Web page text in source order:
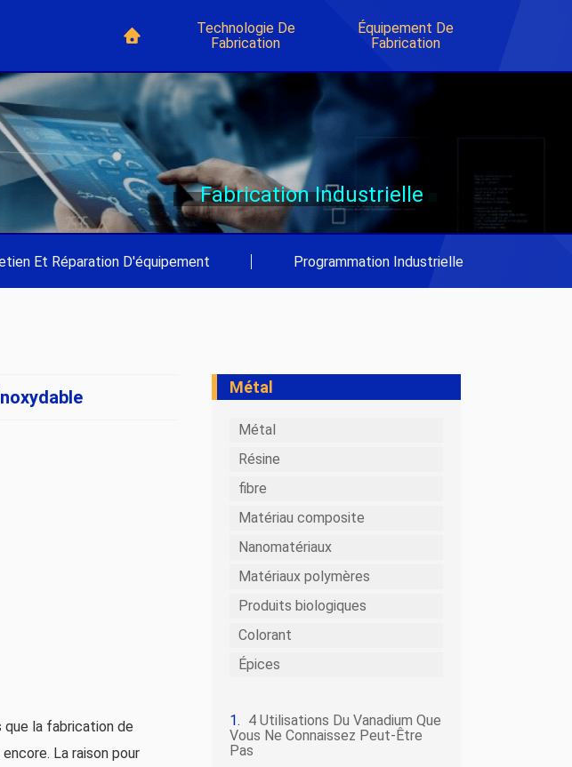
Technologie De
Fabrication
Équipement De
Fabrication
Fabrication Industrielle
Et Réparation D'équipement Programmation Industrielle
la fabrication de
La raison pour
Métal
Métal
Résine
fibre
Matériau composite
Nanomatériaux
Matériaux polymères
Produits biologiques
Colorant
Épices
4 Utilisations Du Vanadium Que
Vous Ne Connaissez Peut-Être
Pas